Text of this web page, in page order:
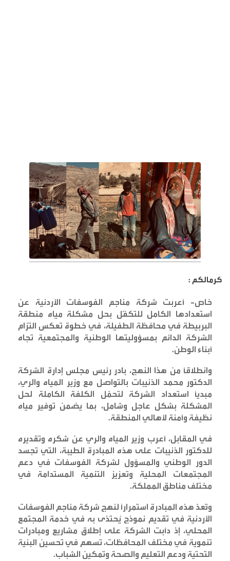
كرمالكم :
خاص- أعربت شركة مناجم الفوسفات الأردنية عن
استعدادها الكامل للتكفّل بحل مشكلة مياه منطقة
البربيطة في محافظة الطفيلة، في خطوة تعكس التزام
الشركة الدائم بمسؤوليتها الوطنية والمجتمعية تجاه
أبناء الوطن.
وانطلاقًا من هذا النهج، بادر رئيس مجلس إدارة الشركة
الدكتور محمد الذنيبات بالتواصل مع وزير المياه والري،
مبدياً استعداد الشركة لتحمّل الكلفة الكاملة لحل
المشكلة بشكل عاجل وشامل، بما يضمن توفير مياه
نظيفة وآمنة لأهالي المنطقة.
في المقابل، أعرب وزير المياه والري عن شكره وتقديره
للدكتور الذنيبات على هذه المبادرة الطيبة، التي تجسد
الدور الوطني والمسؤول لشركة الفوسفات في دعم
المجتمعات المحلية وتعزيز التنمية المستدامة في
مختلف مناطق المملكة.
وتُعدّ هذه المبادرة استمرارًا لنهج شركة مناجم الفوسفات
الأردنية في تقديم نموذج يُحتذى به في خدمة المجتمع
المحلي، إذ دأبت الشركة على إطلاق مشاريع ومبادرات
تنموية في مختلف المحافظات، تسهم في تحسين البنية
التحتية ودعم التعليم والصحة وتمكين الشباب.